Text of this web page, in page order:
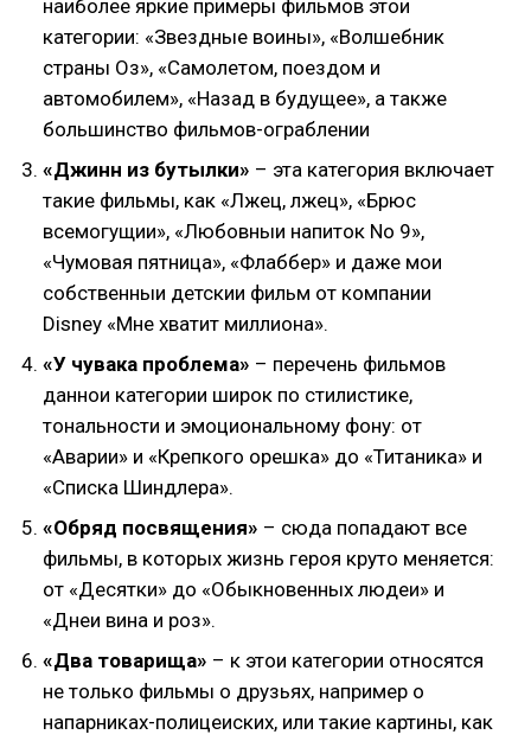
наиболее яркие примеры фильмов этои
категории: «Звездные воины», «Волшебник
страны Оз», «Самолетом, поездом и
автомобилем», «Назад в будущее», а также
большинство фильмов-ограблении
«Джинн из бутылки» – эта категория включает
такие фильмы, как «Лжец, лжец», «Брюс
всемогущии», «Любовныи напиток No 9»,
«Чумовая пятница», «Флаббер» и даже мои
собственныи детскии фильм от компании
Disney «Мне хватит миллиона».
«У чувака проблема» – перечень фильмов
даннои категории широк по стилистике,
тональности и эмоциональному фону: от
«Аварии» и «Крепкого орешка» до «Титаника» и
«Списка Шиндлера».
«Обряд посвящения» – сюда попадают все
фильмы, в которых жизнь героя круто меняется:
от «Десятки» до «Обыкновенных людеи» и
«Днеи вина и роз».
«Два товарища» – к этои категории относятся
не только фильмы о друзьях, например о
напарниках-полицеиских, или такие картины, как